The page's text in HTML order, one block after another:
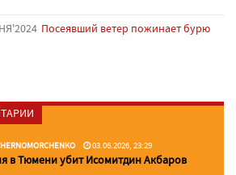
Посеявший ветер пожинает бурю
03.06.2026, 23:29
в Тюмени убит Исомитдин Акбаров